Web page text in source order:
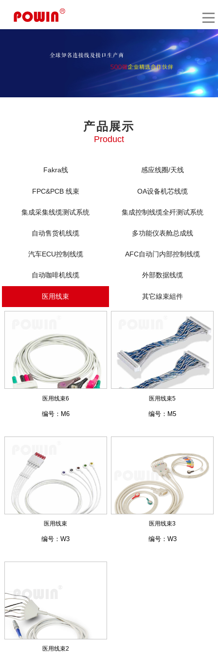
产品展示
Product
Fakra线 感应线圈/天线
FPC&PCB 线束 OA设备机芯线缆
集成采集线缆测试系统 集成控制线缆全歼测试系统
自动售货机线缆 多功能仪表舱总成线
汽车ECU控制线缆 AFC自动门内部控制线缆
自动咖啡机线缆 外部数据线缆
医用线束 其它線束組件
医用线束6
编号：M6
医用线束5
编号：M5
医用线束
编号：W3
医用线束3
编号：W3
医用线束2